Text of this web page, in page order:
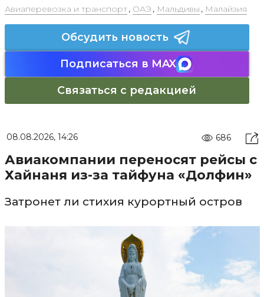
Авиаперевозка и транспорт, ОАЭ , Мальдивы , Малайзия
Обсудить новость
Подписаться в MAX
Связаться с редакцией
08.08.2026, 14:26 686
Авиакомпании переносят рейсы с
Хайнаня из-за тайфуна «Долфин»
Затронет ли стихия курортный остров